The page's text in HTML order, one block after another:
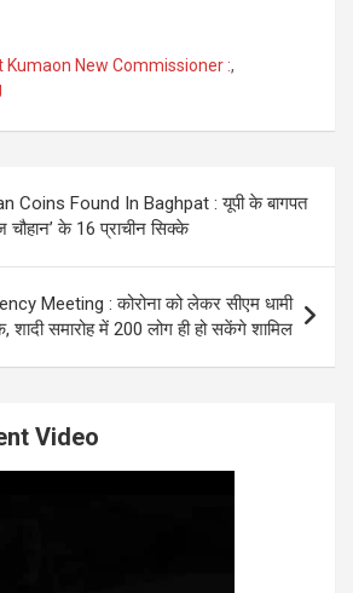
Kumaon New Commissioner :,
Coins Found In Baghpat : यूपी के बागपत
चौहान’ के 16 प्राचीन सिक्के
Meeting : कोरोना को लेकर सीएम धामी
समारोह में 200 लोग ही हो सकेंगे शामिल
Video